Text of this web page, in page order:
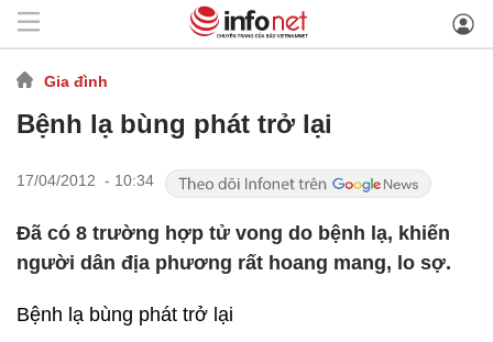
Gia đình
Bệnh lạ bùng phát trở lại
17/04/2012 - 10:34
Đã có 8 trường hợp tử vong do bệnh lạ, khiến
người dân địa phương rất hoang mang, lo sợ.
Bệnh lạ bùng phát trở lại